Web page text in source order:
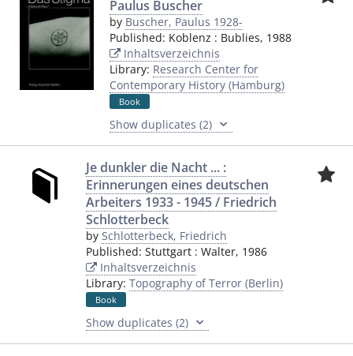
Paulus Buscher
by Buscher, Paulus 1928-
Published: Koblenz : Bublies, 1988
Inhaltsverzeichnis
Library: Research Center for
Contemporary History (Hamburg)
Book
Show duplicates (2)
Je dunkler die Nacht ... :
Erinnerungen eines deutschen
Arbeiters 1933 - 1945 / Friedrich
Schlotterbeck
by Schlotterbeck, Friedrich
Published: Stuttgart : Walter, 1986
Inhaltsverzeichnis
Library: Topography of Terror (Berlin)
Book
Show duplicates (2)